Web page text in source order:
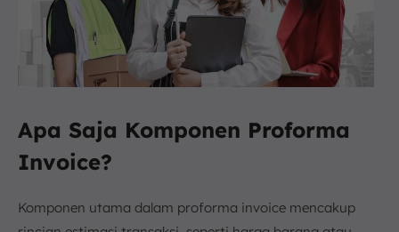
Apa Saja Komponen Proforma
Invoice?
Komponen utama dalam proforma invoice mencakup